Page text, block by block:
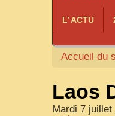
L’ ACTU
Accueil du
Laos
Mardi 7 juillet